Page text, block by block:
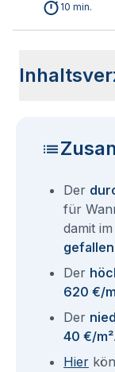
10 min.
Der
für
damit
gefallen
Der
620 €/
Der
40 €/m².
Hier